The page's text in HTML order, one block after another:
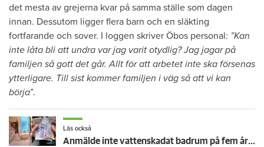
det mesta av grejerna kvar på samma ställe som dagen
innan. Dessutom ligger flera barn och en släkting
fortfarande och sover. I loggen skriver Öbos personal: ”Kan
inte låta bli att undra var jag varit otydlig? Jag jagar på
familjen så gott det går. Allt för att arbetet inte ska försenas
ytterligare. Till sist kommer familjen i väg så att vi kan
börja”.
Läs också
Anmälde inte vattenskadat badrum på fem år – krävs på 125 000 kronor